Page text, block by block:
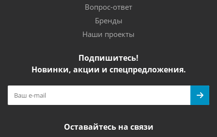
Вопрос-ответ
Бренды
Наши проекты
Подпишитесь!
Новинки, акции и спецпредложения.
Оставайтесь на связи